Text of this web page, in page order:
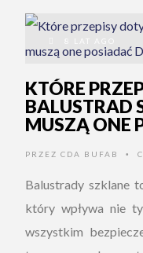
8 LAT AGO
KTÓRE
BALUSTRAD
MUSZĄ ONE
PRZEZ CDA BUFAB •
Balustrady szklane
który wpływa nie
wszystkim